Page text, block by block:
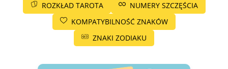
ROZKŁAD TAROTA
NUMERY SZCZĘŚCIA
KOMPATYBILNOŚĆ ZNAKÓW
ZNAKI ZODIAKU